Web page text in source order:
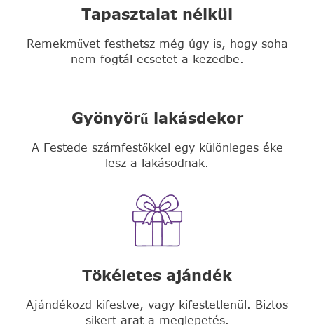
Tapasztalat nélkül
Remekművet festhetsz még úgy is, hogy soha
nem fogtál ecsetet a kezedbe.
Gyönyörű lakásdekor
A Festede számfestőkkel egy különleges éke
lesz a lakásodnak.
Tökéletes ajándék
Ajándékozd kifestve, vagy kifestetlenül. Biztos
sikert arat a meglepetés.